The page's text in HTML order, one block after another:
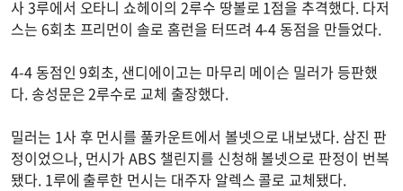
사 3루에서 오타니 쇼헤이의 2루수 땅볼로 1점을 추격했다. 다저
스는 6회초 프리먼이 솔로 홈런을 터뜨려 4-4 동점을 만들었다.
4-4 동점인 9회초, 샌디에이고는 마무리 메이슨 밀러가 등판했
다. 송성문은 2루수로 교체 출장했다.
밀러는 1사 후 먼시를 풀카운트에서 볼넷으로 내보냈다. 삼진 판
정이었으나, 먼시가 ABS 챌린지를 신청해 볼넷으로 판정이 번복
됐다. 1루에 출루한 먼시는 대주자 알렉스 콜로 교체됐다.